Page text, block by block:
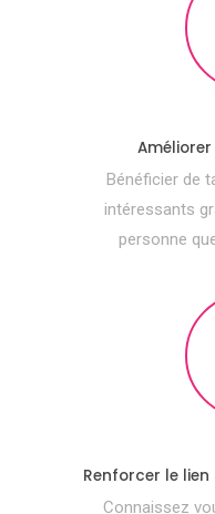
Bénéficier de
intéressants
personne
Renforcer le
Connaissez